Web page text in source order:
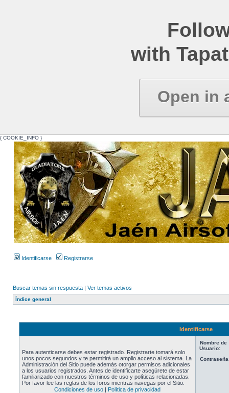
with
Open in
{ COOKIE_INFO }
Identificarse Registrarse
Buscar temas sin respuesta | Ver temas activos
Índice general
Identificarse
Para autenticarse debes estar registrado. Registrarte tomará solo
unos pocos segundos y te permitirá un amplio acceso al sistema. La
Administración del Sitio puede además otorgar permisos adicionales
a los usuarios registrados. Antes de identificarte asegúrete de estar
familiarizado con nuestros términos de uso y políticas relacionadas.
Por favor lee las reglas de los foros mientras navegas por el Sitio.
Condiciones de uso | Política de privacidad
Nombre de
Usuario: